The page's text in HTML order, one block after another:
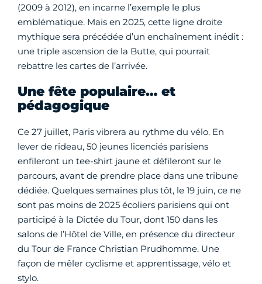
(2009 à 2012), en incarne l’exemple le plus
emblématique. Mais en 2025, cette ligne droite
mythique sera précédée d’un enchaînement inédit :
une triple ascension de la Butte, qui pourrait
rebattre les cartes de l’arrivée.
Une fête populaire… et
pédagogique
Ce 27 juillet, Paris vibrera au rythme du vélo. En
lever de rideau, 50 jeunes licenciés parisiens
enfileront un tee-shirt jaune et défileront sur le
parcours, avant de prendre place dans une tribune
dédiée. Quelques semaines plus tôt, le 19 juin, ce ne
sont pas moins de 2025 écoliers parisiens qui ont
participé à la Dictée du Tour, dont 150 dans les
salons de l’Hôtel de Ville, en présence du directeur
du Tour de France Christian Prudhomme. Une
façon de mêler cyclisme et apprentissage, vélo et
stylo.